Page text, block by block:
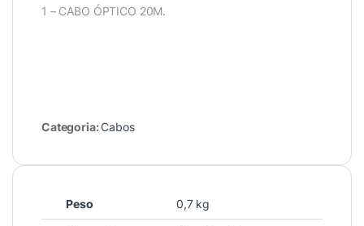
1 – CABO ÓPTICO 20M.
Categoria:Cabos
Peso 0,7 kg